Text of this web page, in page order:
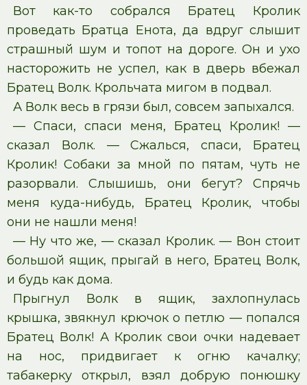
Вот как-то собрался Братец Кролик
проведать Братца Енота, да вдруг слышит
страшный шум и топот на дороге. Он и ухо
насторожить не успел, как в дверь вбежал
Братец Волк. Крольчата мигом в подвал.
А Волк весь в грязи был, совсем запыхался.
— Спаси, спаси меня, Братец Кролик! —
сказал Волк. — Сжалься, спаси, Братец
Кролик! Собаки за мной по пятам, чуть не
разорвали. Слышишь, они бегут? Спрячь
меня куда-нибудь, Братец Кролик, чтобы
они не нашли меня!
— Ну что же, — сказал Кролик. — Вон стоит
большой ящик, прыгай в него, Братец Волк,
и будь как дома.
Прыгнул Волк в ящик, захлопнулась
крышка, звякнул крючок о петлю — попался
Братец Волк! А Кролик свои очки надевает
на нос, придвигает к огню качалку;
табакерку открыл, взял добрую понюшку